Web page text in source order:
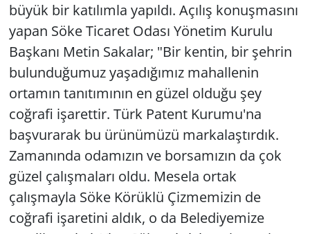
büyük bir katılımla yapıldı. Açılış konuşmasını
yapan Söke Ticaret Odası Yönetim Kurulu
Başkanı Metin Sakalar; "Bir kentin, bir şehrin
bulunduğumuz yaşadığımız mahallenin
ortamın tanıtımının en güzel olduğu şey
coğrafi işarettir. Türk Patent Kurumu'na
başvurarak bu ürünümüzü markalaştırdık.
Zamanında odamızın ve borsamızın da çok
güzel çalışmaları oldu. Mesela ortak
çalışmayla Söke Körüklü Çizmemizin de
coğrafi işaretini aldık, o da Belediyemize